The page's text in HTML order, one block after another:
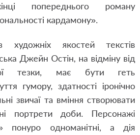
попереднього роману
кардамону».
якостей текстів
Джейн Остін, на відміну від
тезки, має бути геть
гумору, здатності іронічно
звичаї та вміння створювати
портрети доби. Персонажі
понуро одноманітні, а дія